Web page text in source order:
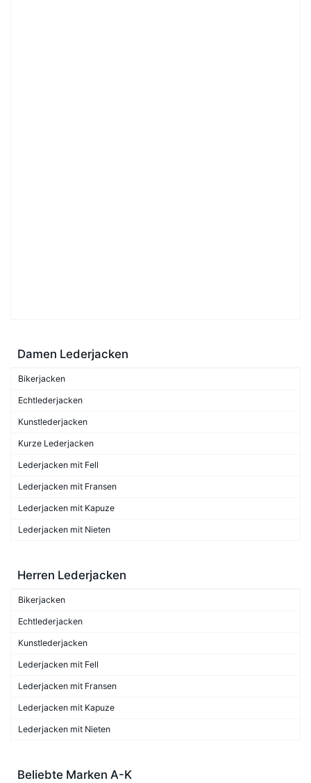
Damen Lederjacken
Bikerjacken
Echtlederjacken
Kunstlederjacken
Kurze Lederjacken
Lederjacken mit Fell
Lederjacken mit Fransen
Lederjacken mit Kapuze
Lederjacken mit Nieten
Herren Lederjacken
Bikerjacken
Echtlederjacken
Kunstlederjacken
Lederjacken mit Fell
Lederjacken mit Fransen
Lederjacken mit Kapuze
Lederjacken mit Nieten
Beliebte Marken A-K